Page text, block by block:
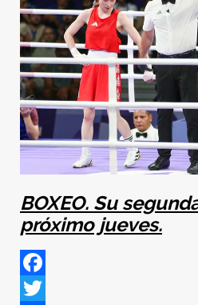
BOXEO. Su
próximo jueves.
Facebook